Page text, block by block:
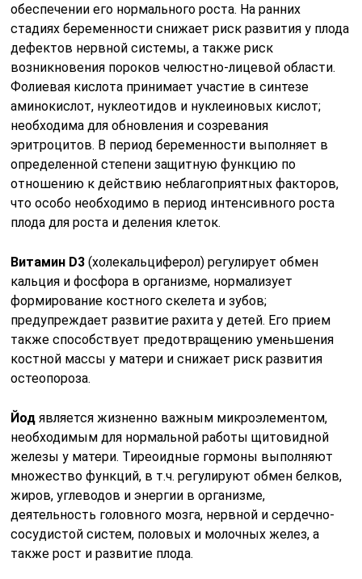
обеспечении его нормального роста. На ранних
стадиях беременности снижает риск развития у плода
дефектов нервной системы, а также риск
возникновения пороков челюстно-лицевой области.
Фолиевая кислота принимает участие в синтезе
аминокислот, нуклеотидов и нуклеиновых кислот;
необходима для обновления и созревания
эритроцитов. В период беременности выполняет в
определенной степени защитную функцию по
отношению к действию неблагоприятных факторов,
что особо необходимо в период интенсивного роста
плода для роста и деления клеток.
Витамин D3 (холекальциферол) регулирует обмен
кальция и фосфора в организме, нормализует
формирование костного скелета и зубов;
предупреждает развитие рахита у детей. Его прием
также способствует предотвращению уменьшения
костной массы у матери и снижает риск развития
остеопороза.
Йод является жизненно важным микроэлементом,
необходимым для нормальной работы щитовидной
железы у матери. Тиреоидные гормоны выполняют
множество функций, в т.ч. регулируют обмен белков,
жиров, углеводов и энергии в организме,
деятельность головного мозга, нервной и сердечно-
сосудистой систем, половых и молочных желез, а
также рост и развитие плода.